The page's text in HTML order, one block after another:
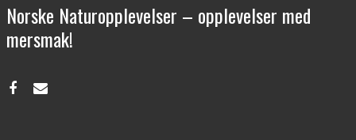
Norske Naturopplevelser – opplevelser med
mersmak!